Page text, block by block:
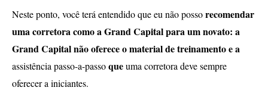
Neste ponto, você terá entendido que eu não possorecomendar
uma corretora como a Grand Capital para um novato: a
Grand Capital não oferece o material de treinamento e a
assistência passo-a-passoqueuma corretora deve sempre
oferecer a iniciantes.